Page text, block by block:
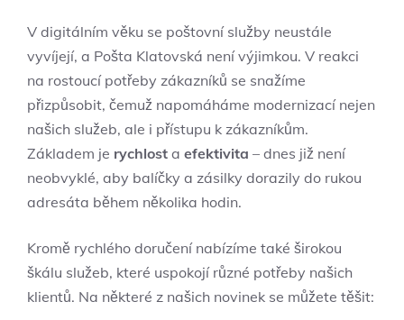
V digitálním věku se poštovní služby neustále
vyvíjejí, a Pošta Klatovská není výjimkou. V reakci
na rostoucí potřeby zákazníků se snažíme
přizpůsobit, čemuž napomáháme modernizací nejen
našich služeb, ale i přístupu k zákazníkům.
Základem je rychlost a efektivita – dnes již není
neobvyklé, aby balíčky a zásilky dorazily do rukou
adresáta během několika hodin.
Kromě rychlého doručení nabízíme také širokou
škálu služeb, které uspokojí různé potřeby našich
klientů. Na některé z našich novinek se můžete těšit: